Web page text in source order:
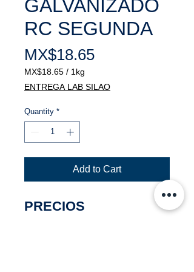
GALVANIZADO
RC SEGUNDA
MX$18.65Price
MX$18.65 / 1kg
MX$18.65
per
Kilogram
ENTREGA LAB SILAO
Quantity *
Add to Cart
PRECIOS